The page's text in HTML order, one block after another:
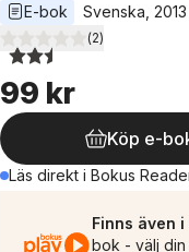
E-bok
Svenska 2013
2,5utav 5 stjärnor. Totalt
(2)
99 kr
Köp e-
Läs direkt i Bokus
Finns även i
bok - välj din